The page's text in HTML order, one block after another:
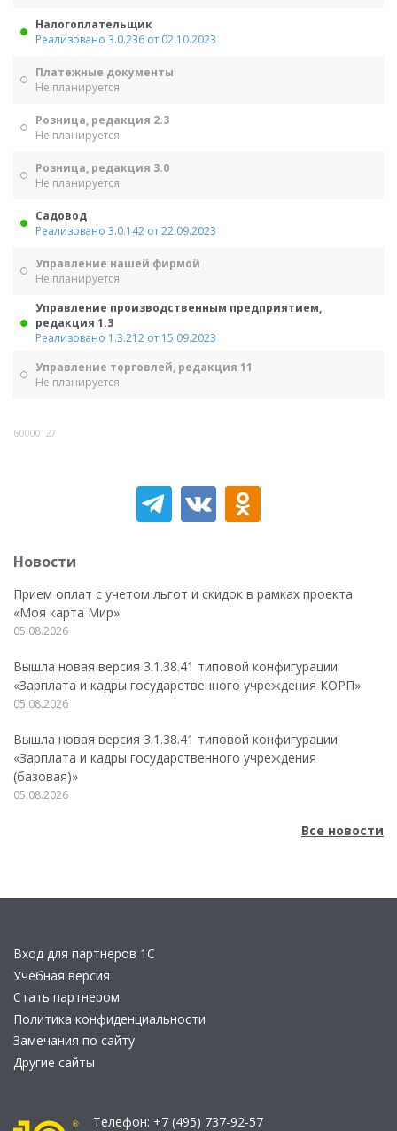
Налогоплательщик
Реализовано 3.0.236 от 02.10.2023
Платежные документы
Не планируется
Розница, редакция 2.3
Не планируется
Розница, редакция 3.0
Не планируется
Садовод
Реализовано 3.0.142 от 22.09.2023
Управление нашей фирмой
Не планируется
Управление производственным предприятием,
редакция 1.3
Реализовано 1.3.212 от 15.09.2023
Управление торговлей, редакция 11
Не планируется
60000127
Новости
Прием оплат с учетом льгот и скидок в рамках проекта
«Моя карта Мир»
05.08.2026
Вышла новая версия 3.1.38.41 типовой конфигурации
«Зарплата и кадры государственного учреждения КОРП»
05.08.2026
Вышла новая версия 3.1.38.41 типовой конфигурации
«Зарплата и кадры государственного учреждения
(базовая)»
05.08.2026
Все новости
Вход для партнеров 1С
Учебная версия
Стать партнером
Политика конфиденциальности
Замечания по сайту
Другие сайты
Телефон: +7 (495) 737-92-57